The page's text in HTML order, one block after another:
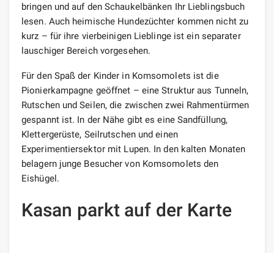
bringen und auf den Schaukelbänken Ihr Lieblingsbuch
lesen. Auch heimische Hundezüchter kommen nicht zu
kurz – für ihre vierbeinigen Lieblinge ist ein separater
lauschiger Bereich vorgesehen.
Für den Spaß der Kinder in Komsomolets ist die
Pionierkampagne geöffnet – eine Struktur aus Tunneln,
Rutschen und Seilen, die zwischen zwei Rahmentürmen
gespannt ist. In der Nähe gibt es eine Sandfüllung,
Klettergerüste, Seilrutschen und einen
Experimentiersektor mit Lupen. In den kalten Monaten
belagern junge Besucher von Komsomolets den
Eishügel.
Kasan parkt auf der Karte